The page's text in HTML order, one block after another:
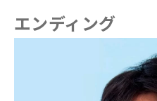
エンディング